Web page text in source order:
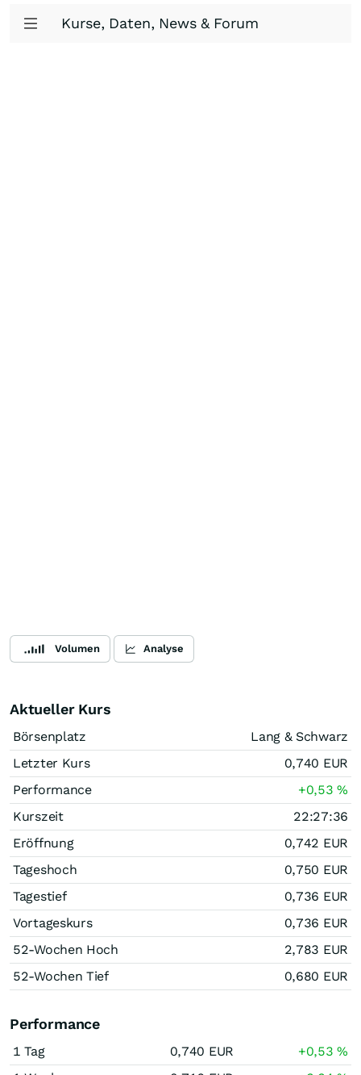
Kurse, Daten, News & Forum
Volumen Analyse
Aktueller Kurs
Börsenplatz
Lang & Schwarz
Letzter Kurs
0,740 EUR
Performance
+0,53%
Kurszeit
22:27:36
Eröffnung
0,742 EUR
Tageshoch
0,750 EUR
Tagestief
0,736 EUR
Vortageskurs
0,736 EUR
52-Wochen Hoch
2,783 EUR
52-Wochen Tief
0,680 EUR
Performance
1 Tag 0,740 EUR +0,53%